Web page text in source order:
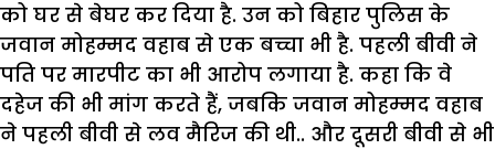
को घर से बेघर कर दिया है. उन को बिहार पुलिस के
जवान मोहम्मद वहाब से एक बच्चा भी है. पहली बीवी ने
पति पर मारपीट का भी आरोप लगाया है. कहा कि वे
दहेज की भी मांग करते हैं, जबकि जवान मोहम्मद वहाब
ने पहली बीवी से लव मैरिज की थी.. और दूसरी बीवी से भी